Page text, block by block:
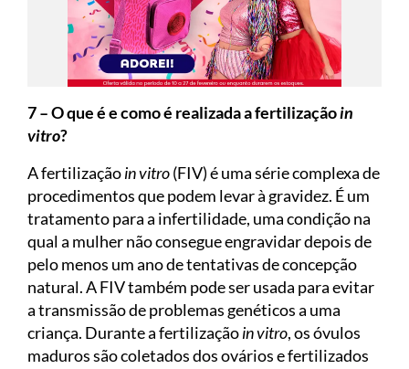
7 – O que é e como é realizada a fertilizaçãoin
vitro?
A fertilizaçãoin vitro(FIV) é uma série complexa de
procedimentos que podem levar à gravidez. É um
tratamento para a infertilidade, uma condição na
qual a mulher não consegue engravidar depois de
pelo menos um ano de tentativas de concepção
natural. A FIV também pode ser usada para evitar
a transmissão de problemas genéticos a uma
criança. Durante a fertilizaçãoin vitro, os óvulos
maduros são coletados dos ovários e fertilizados